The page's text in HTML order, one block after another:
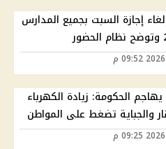
إجازة السبت بجميع المدارس
الحكومة: زيادة الكهرباء
والجباية تضغط على المواطن